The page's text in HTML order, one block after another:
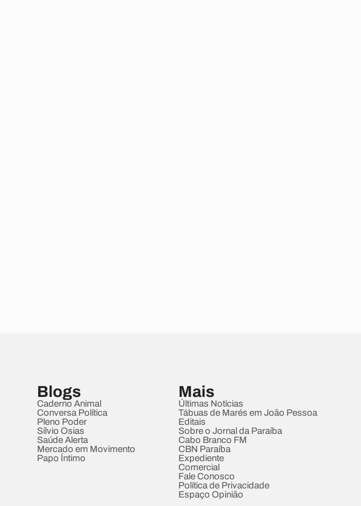
Blogs
Caderno Animal
Conversa Política
Pleno Poder
Sílvio Osias
Saúde Alerta
Mercado em Movimento
Papo Íntimo
Mais
Últimas Notícias
Tábuas de Marés em João Pessoa
Editais
Sobre o Jornal da Paraíba
Cabo Branco FM
CBN Paraíba
Expediente
Comercial
Fale Conosco
Política de Privacidade
Espaço Opinião